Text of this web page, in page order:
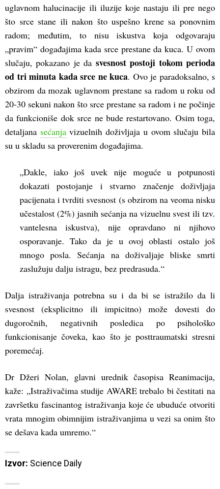
uglavnom halucinacije ili iluzije koje nastaju ili pre nego
što srce stane ili nakon što uspešno krene sa ponovnim
radom; međutim, to nisu iskustva koja odgovaraju
„pravim“ događajima kada srce prestane da kuca. U ovom
slučaju, pokazano je da svesnost postoji tokom perioda
od tri minuta kada srce ne kuca. Ovo je paradoksalno, s
obzirom da mozak uglavnom prestane sa radom u roku od
20-30 sekuni nakon što srce prestane sa radom i ne počinje
da funkcioniše dok srce ne bude restartovano. Osim toga,
detaljana sećanjavizuelnih doživljaja u ovom slučaju bila
su u skladu sa proverenim događajima.
„Dakle, iako još uvek nije moguće u potpunosti
dokazati postojanje i stvarno značenje doživljaja
pacijenata i tvrditi svesnost (s obzirom na veoma nisku
učestalost (2%) jasnih sećanja na vizuelnu svest ili tzv.
vantelesna iskustva), nije opravdano ni njihovo
osporavanje. Tako da je u ovoj oblasti ostalo još
mnogo posla. Sećanja na doživaljaje bliske smrti
zaslužuju dalju istragu, bez predrasuda.“
Dalja istraživanja potrebna su i da bi se istražilo da li
svesnost (eksplicitno ili impicitno) može dovesti do
dugoročnih, negativnih posledica po psihološko
funkcionisanje čoveka, kao što je posttraumatski stresni
poremećaj.
Dr Džeri Nolan, glavni urednik časopisa Reanimacija,
kaže: „Istraživačima studije AWARE trebalo bi čestitati na
završetku fascinantog istraživanja koje će ubuduće otvoriti
vrata mnogim obimnijim istraživanjima u vezi sa onim što
se dešava kada umremo.“
Izvor: Science Daily